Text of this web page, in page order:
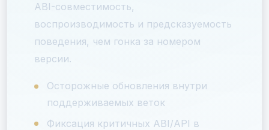
ABI-совместимость,
воспроизводимость и предсказуемость
поведения, чем гонка за номером
версии.
Осторожные обновления внутри
поддерживаемых веток
Фиксация критичных ABI/API в